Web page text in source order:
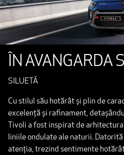
ÎN AVANGARDA
SILUETĂ
Cu stilul său hotărât și plin de
excelență și rafinament,
Tivoli a fost inspirat de
liniile ondulate ale naturii.
atenția, trezind sentimente